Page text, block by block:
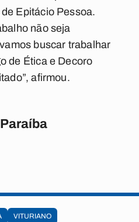
Epitácio Pessoa.
não seja
buscar trabalhar
de Ética e Decoro
afirmou.
VITURIANO